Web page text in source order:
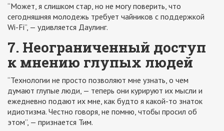
“Может, я слишком стар, но не могу поверить, что
сегодняшняя молодежь требует чайников с поддержкой
Wi-Fi”, — удивляется Даулинг.
7. Неограниченный доступ
к мнению глупых людей
“Технологии не просто позволяют мне узнать, о чем
думают глупые люди, — теперь они курируют их мысли и
ежедневно подают их мне, как будто я какой-то знаток
идиотизма. Честно говоря, не помню, чтобы просил об
этом”, — признается Тим.